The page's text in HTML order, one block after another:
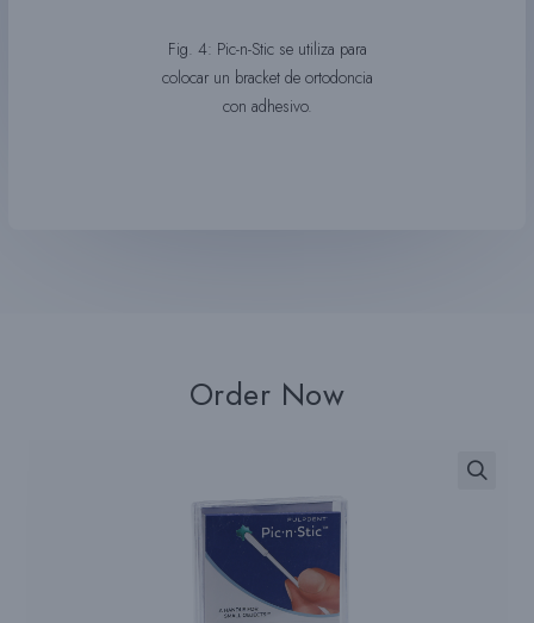
Fig. 4: Pic-n-Stic se utiliza para
colocar un bracket de ortodoncia
con adhesivo.
Order Now